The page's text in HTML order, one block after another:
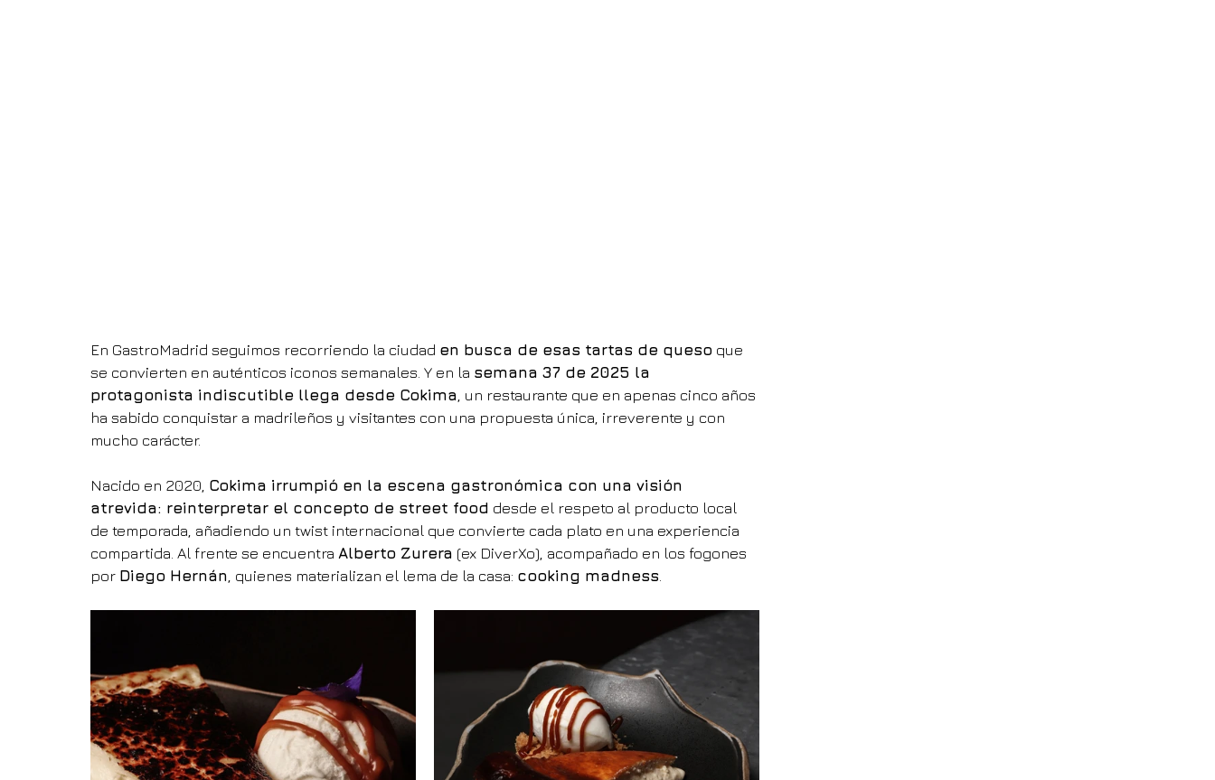
En GastroMadrid seguimos recorriendo la ciudad en busca de esas tartas de queso que
se convierten en auténticos iconos semanales. Y en la semana 37 de 2025 la
protagonista indiscutible llega desde Cokima, un restaurante que en apenas cinco años
ha sabido conquistar a madrileños y visitantes con una propuesta única, irreverente y con
mucho carácter.
Nacido en 2020, Cokima irrumpió en la escena gastronómica con una visión
atrevida: reinterpretar el concepto de street food desde el respeto al producto local
de temporada, añadiendo un twist internacional que convierte cada plato en una experiencia
compartida. Al frente se encuentra Alberto Zurera (ex DiverXo), acompañado en los fogones
por Diego Hernán, quienes materializan el lema de la casa: cooking madness.